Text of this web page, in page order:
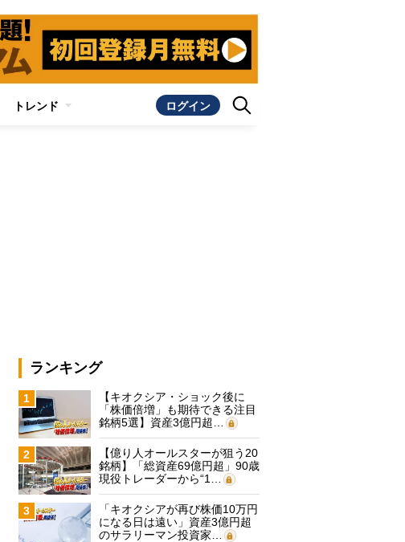
トレンド ログイン
ランキング
1
【キオクシア・ショック後に
「株価倍増」も期待できる注目
銘柄5選】資産3億円超…
2
【億り人オールスターが狙う20
銘柄】「総資産69億円超」90歳
現役トレーダーから“1…
3
「キオクシアが再び株価10万円
になる日は遠い」資産3億円超
のサラリーマン投資家…